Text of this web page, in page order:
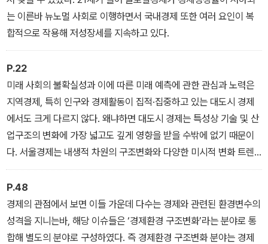
는 이른바 뉴노멀 사회로 이행하면서 국내경제 또한 여러 요인이 복
합적으로 작용해 저성장세를 지속하고 있다.
P.22
미래 사회의 불확실성과 이에 따른 미래 예측에 관한 관심과 노력은
지역경제, 특히 인구와 경제활동이 집적·집중하고 있는 대도시 경제
에서도 크게 다르지 않다. 왜냐하면 대도시 경제는 특성상 기술 및 산
업구조의 변화에 가장 넓고도 깊게 영향을 받을 수밖에 없기 때문이
다. 서울경제는 내생적 차원의 구조변화와 다양한 미시적 변화 트렌
드, 그리고 글로벌 차원의 트렌드와 구조변화가 중첩되어 미래가 더
욱 불확실하고 역동적인 실체라 할 수 있겠다.
P.48
경제의 관점에서 보면 이들 가운데 다수는 경제와 관련된 환경변수의
성격을 지니는바, 해당 이슈들은 ‘경제환경 구조변화’라는 분야로 통
합해 별도의 분야로 구성하였다. 즉 경제환경 구조변화 분야는 경제